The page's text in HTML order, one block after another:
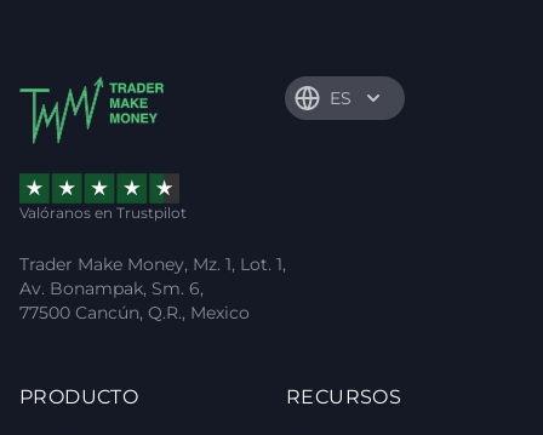
ES
Valóranos en Trustpilot
Trader Make Money, Mz. 1, Lot. 1,
Av. Bonampak, Sm. 6,
77500 Cancún, Q.R., Mexico
PRODUCTO RECURSOS